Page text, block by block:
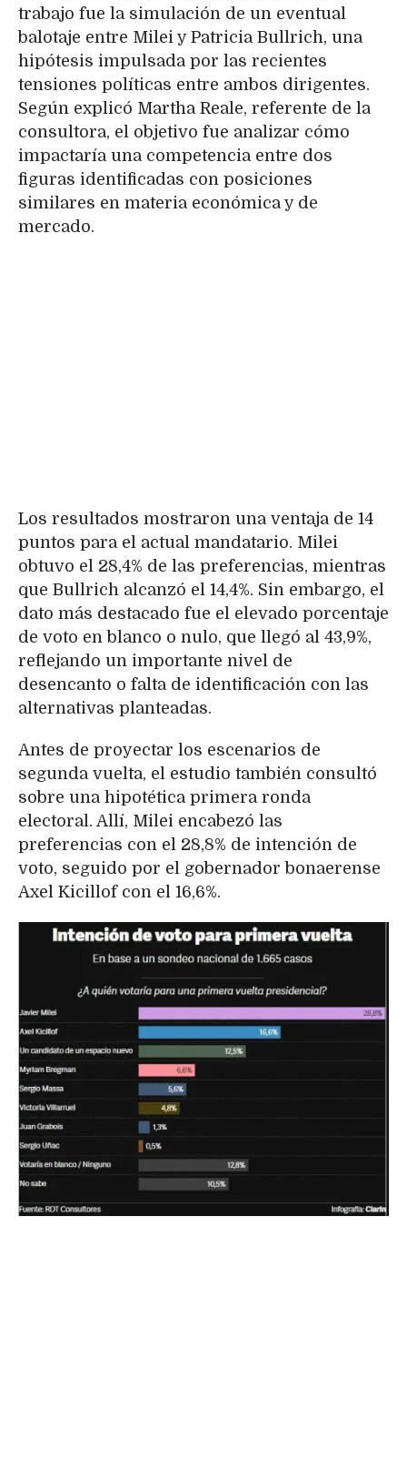
trabajo fue la simulación de un eventual
balotaje entre Milei y Patricia Bullrich, una
hipótesis impulsada por las recientes
tensiones políticas entre ambos dirigentes.
Según explicó Martha Reale, referente de la
consultora, el objetivo fue analizar cómo
impactaría una competencia entre dos
figuras identificadas con posiciones
similares en materia económica y de
mercado.
Los resultados mostraron una ventaja de 14
puntos para el actual mandatario. Milei
obtuvo el 28,4% de las preferencias, mientras
que Bullrich alcanzó el 14,4%. Sin embargo, el
dato más destacado fue el elevado porcentaje
de voto en blanco o nulo, que llegó al 43,9%,
reflejando un importante nivel de
desencanto o falta de identificación con las
alternativas planteadas.
Antes de proyectar los escenarios de
segunda vuelta, el estudio también consultó
sobre una hipotética primera ronda
electoral. Allí, Milei encabezó las
preferencias con el 28,8% de intención de
voto, seguido por el gobernador bonaerense
Axel Kicillof con el 16,6%.